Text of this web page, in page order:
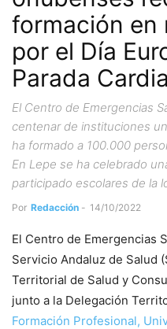
formación en
por el Día
Parada
El Centro de Emergencias
centenar de instituciones
ha formado a 100.000
En Lepe se ha celebrado
participado escolares de la
Por Redacción - 14/10/2022
El Centro de Emergencias
Servicio Andaluz de Salud
Territorial de Salud y
junto a la Delegación
Formación Profesional,